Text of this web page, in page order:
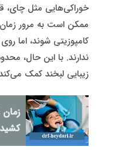
خوراکی‌هایی مثل چای،
ممکن است به مرور
کامپوزیتی شوند، اما
ندارند. با این حال،
زیبایی لبخند کمک